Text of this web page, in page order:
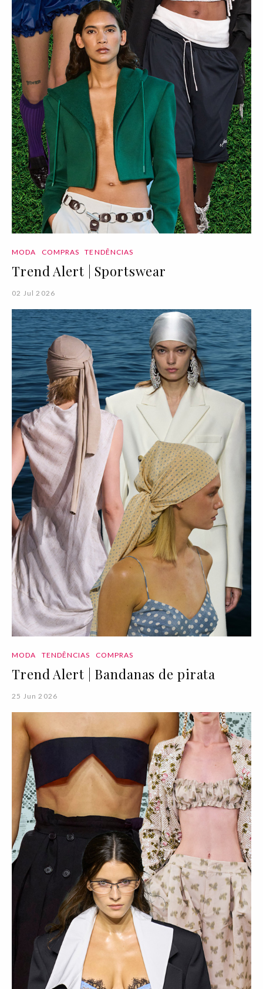
MODA COMPRAS TENDÊNCIAS
Trend Alert | Sportswear
02 Jul 2026
MODA TENDÊNCIAS COMPRAS
Trend Alert | Bandanas de pirata
25 Jun 2026